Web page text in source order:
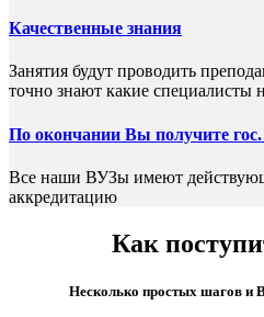
Качественные знания
Занятия будут проводить
точно знают какие специалисты
По окончании Вы получите
Все наши ВУЗы имеют
аккредитацию
Как
Несколько простых шагов и